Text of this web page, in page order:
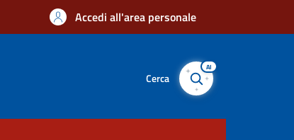
Accedi all'area personale
Cerca
AI